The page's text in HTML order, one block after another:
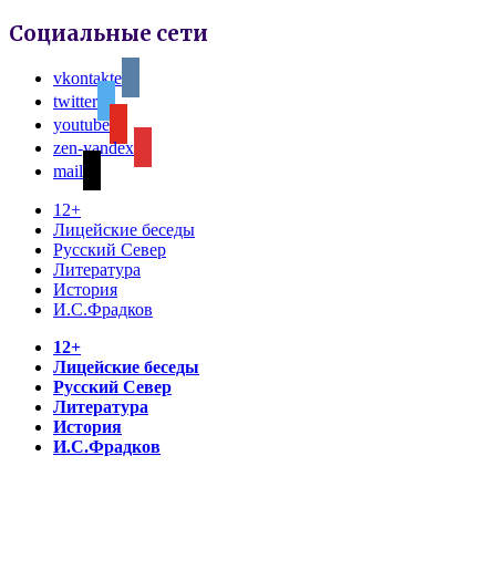
Социальные сети
vkontakte
twitter
youtube
zen-yandex
mail
12+
Лицейские беседы
Русский Север
Литература
История
И.С.Фрадков
12+
Лицейские беседы
Русский Север
Литература
История
И.С.Фрадков